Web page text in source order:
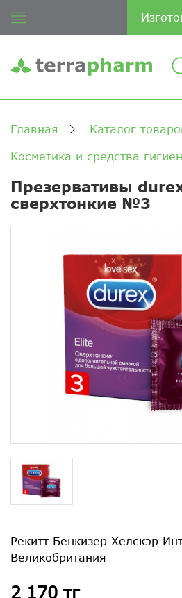
Главная Каталог
Косметика и средства
Презервативы
сверхтонкие №3
Рекитт Бенкизер Хелскэр
Великобритания
2 170 тг